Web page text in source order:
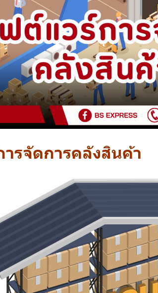
รจัดการคลังสินค้า